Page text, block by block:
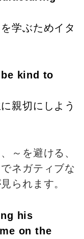
学ぶためイタ
kind to
親切にしよう
～を避ける、
ネガティブな
られます。
his
on the